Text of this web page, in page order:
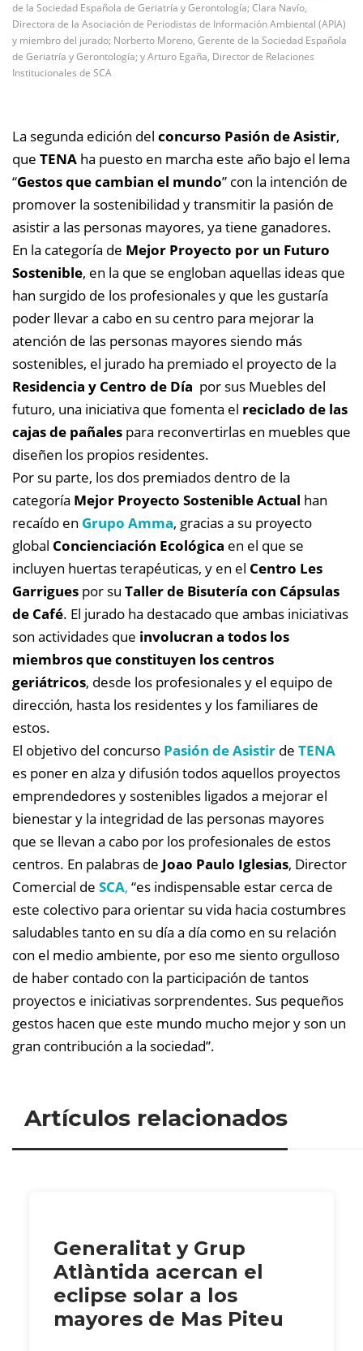
de la Sociedad Española de Geriatría y Gerontología; Clara Navío,
Directora de la Asociación de Periodistas de Información Ambiental (APIA)
y miembro del jurado; Norberto Moreno, Gerente de la Sociedad Española
de Geriatría y Gerontología; y Arturo Egaña, Director de Relaciones
Institucionales de SCA
La segunda edición del concurso Pasión de Asistir,
que TENA ha puesto en marcha este año bajo el lema
“Gestos que cambian el mundo” con la intención de
promover la sostenibilidad y transmitir la pasión de
asistir a las personas mayores, ya tiene ganadores.
En la categoría de Mejor Proyecto por un Futuro
Sostenible, en la que se engloban aquellas ideas que
han surgido de los profesionales y que les gustaría
poder llevar a cabo en su centro para mejorar la
atención de las personas mayores siendo más
sostenibles, el jurado ha premiado el proyecto de la
Residencia y Centro de Día por sus Muebles del
futuro, una iniciativa que fomenta el reciclado de las
cajas de pañales para reconvertirlas en muebles que
diseñen los propios residentes.
Por su parte, los dos premiados dentro de la
categoría Mejor Proyecto Sostenible Actual han
recaído en Grupo Amma, gracias a su proyecto
global Concienciación Ecológica en el que se
incluyen huertas terapéuticas, y en el Centro Les
Garrigues por su Taller de Bisutería con Cápsulas
de Café. El jurado ha destacado que ambas iniciativas
son actividades que involucran a todos los
miembros que constituyen los centros
geriátricos, desde los profesionales y el equipo de
dirección, hasta los residentes y los familiares de
estos.
El objetivo del concurso Pasión de Asistir de TENA
es poner en alza y difusión todos aquellos proyectos
emprendedores y sostenibles ligados a mejorar el
bienestar y la integridad de las personas mayores
que se llevan a cabo por los profesionales de estos
centros. En palabras de Joao Paulo Iglesias, Director
Comercial de SCA, “es indispensable estar cerca de
este colectivo para orientar su vida hacia costumbres
saludables tanto en su día a día como en su relación
con el medio ambiente, por eso me siento orgulloso
de haber contado con la participación de tantos
proyectos e iniciativas sorprendentes. Sus pequeños
gestos hacen que este mundo mucho mejor y son un
gran contribución a la sociedad”.
Artículos relacionados
Generalitat y Grup
Atlàntida acercan el
eclipse solar a los
mayores de Mas Piteu